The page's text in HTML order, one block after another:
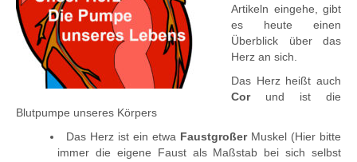
Artikeln eingehe, gibt
es heute einen
Überblick über das
Herz an sich.
Das Herz heißt auch
Cor und ist die
Blutpumpe unseres Körpers
Das Herz ist ein etwa FaustgroßerMuskel (Hier bitte
immer die eigene Faust als Maßstab bei sich selbst